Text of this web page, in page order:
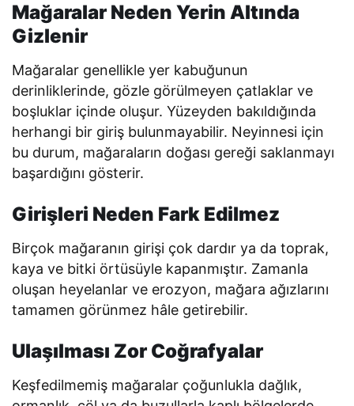
Mağaralar Neden Yerin Altında
Gizlenir
Mağaralar genellikle yer kabuğunun
derinliklerinde, gözle görülmeyen çatlaklar ve
boşluklar içinde oluşur. Yüzeyden bakıldığında
herhangi bir giriş bulunmayabilir. Neyinnesi için
bu durum, mağaraların doğası gereği saklanmayı
başardığını gösterir.
Girişleri Neden Fark Edilmez
Birçok mağaranın girişi çok dardır ya da toprak,
kaya ve bitki örtüsüyle kapanmıştır. Zamanla
oluşan heyelanlar ve erozyon, mağara ağızlarını
tamamen görünmez hâle getirebilir.
Ulaşılması Zor Coğrafyalar
Keşfedilmemiş mağaralar çoğunlukla dağlık,